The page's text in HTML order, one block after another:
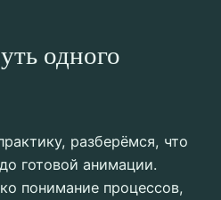
одного
разберёмся, что
готовой анимации.
понимание процессов,